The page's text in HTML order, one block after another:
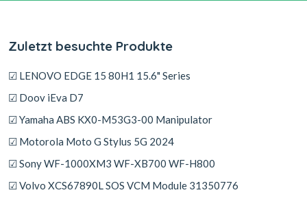
Zuletzt besuchte Produkte
☑ LENOVO EDGE 15 80H1 15.6" Series
☑ Doov iEva D7
☑ Yamaha ABS KX0-M53G3-00 Manipulator
☑ Motorola Moto G Stylus 5G 2024
☑ Sony WF-1000XM3 WF-XB700 WF-H800
☑ Volvo XCS67890L SOS VCM Module 31350776